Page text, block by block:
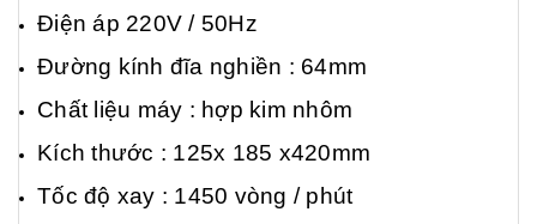
Điện áp 220V / 50Hz
Đường kính đĩa nghiền : 64mm
Chất liệu máy : hợp kim nhôm
Kích thước : 125x 185 x420mm
Tốc độ xay : 1450 vòng / phút